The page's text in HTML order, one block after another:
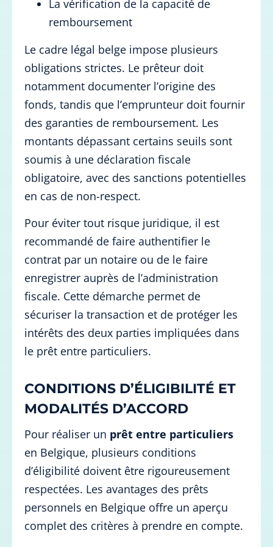
La vérification de la capacité de
remboursement
Le cadre légal belge impose plusieurs
obligations strictes. Le prêteur doit
notamment documenter l’origine des
fonds, tandis que l’emprunteur doit fournir
des garanties de remboursement. Les
montants dépassant certains seuils sont
soumis à une déclaration fiscale
obligatoire, avec des sanctions potentielles
en cas de non-respect.
Pour éviter tout risque juridique, il est
recommandé de faire authentifier le
contrat par un notaire ou de le faire
enregistrer auprès de l’administration
fiscale. Cette démarche permet de
sécuriser la transaction et de protéger les
intérêts des deux parties impliquées dans
le prêt entre particuliers.
CONDITIONS D’ÉLIGIBILITÉ ET
MODALITÉS D’ACCORD
Pour réaliser un prêt entre particuliers
en Belgique, plusieurs conditions
d’éligibilité doivent être rigoureusement
respectées. Les avantages des prêts
personnels en Belgique offre un aperçu
complet des critères à prendre en compte.